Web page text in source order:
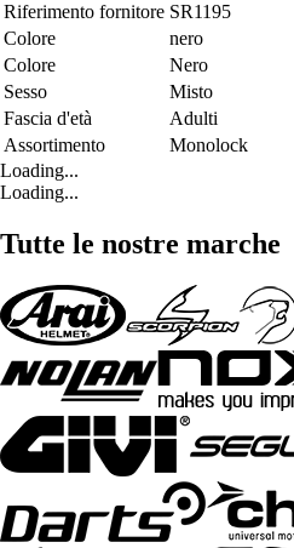
Riferimento fornitore SR1195
Colore
nero
Colore
Nero
Sesso
Misto
Fascia d'età
Adulti
Assortimento
Monolock
Loading...
Loading...
Tutte le nostre marche